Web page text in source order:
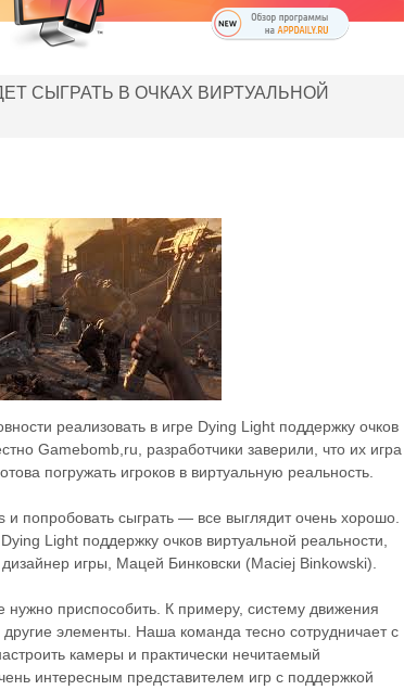
СЫГРАТЬ В ОЧКАХ ВИРТУАЛЬНОЙ
реализовать в игре Dying Light поддержку очков
Gamebomb,ru, разработчики заверили, что их игра
погружать игроков в виртуальную реальность.
попробовать сыграть — все выглядит очень хорошо.
Light поддержку очков виртуальной реальности,
игры, Мацей Бинковски (Maciej Binkowski).
приспособить. К примеру, систему движения
элементы. Наша команда тесно сотрудничает с
камеры и практически нечитаемый
интересным представителем игр с поддержкой